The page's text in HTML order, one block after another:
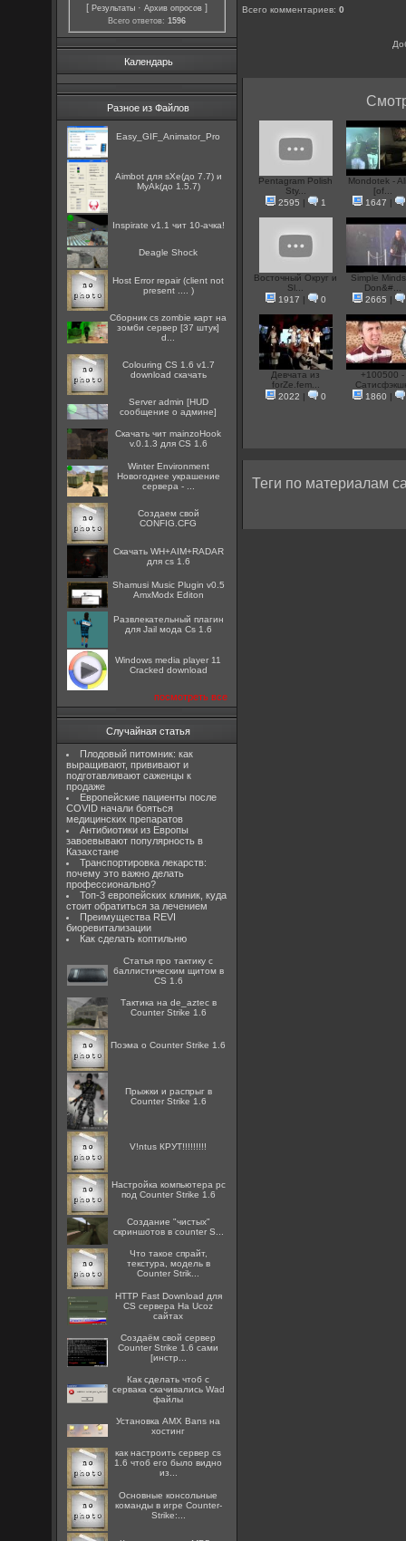
[Результаты ·Архив опросов ]
Всего ответов:1596
Календарь
Разное из Файлов
Easy_GIF_Animator_Pro
Aimbot для sXe(до 7.7) и
MyAk(до 1.5.7)
Inspirate v1.1 чит 10-ачка!
Deagle Shock
Host Error repair (client not
present .... )
Сборник cs zombie карт на
зомби сервер [37 штук]
d...
Colouring CS 1.6 v1.7
download скачать
Server admin [HUD
сообщение о админе]
Скачать чит mainzoHook
v.0.1.3 для CS 1.6
Winter Environment
Новогоднее украшение
сервера - ...
Создаем свой
CONFIG.CFG
Скачать WH+AIM+RADAR
для cs 1.6
Shamusi Music Plugin v0.5
AmxModx Editon
Развлекательный плагин
для Jail мода Cs 1.6
Windows media player 11
Cracked download
посмотреть все
Случайная статья
Плодовый питомник: как
выращивают, прививают и
подготавливают саженцы к
продаже
Европейские пациенты после
COVID начали бояться
медицинских препаратов
Антибиотики из Европы
завоевывают популярность в
Казахстане
Транспортировка лекарств:
почему это важно делать
профессионально?
Топ-3 европейских клиник, куда
стоит обратиться за лечением
Преимущества REVI
биоревитализации
Как сделать коптильню
Статья про тактику с
баллистическим щитом в
CS 1.6
Тактика на de_aztec в
Counter Strike 1.6
Поэма о Counter Strike 1.6
Прыжки и распрыг в
Counter Strike 1.6
V!ntus КРУТ!!!!!!!!!
Настройка компьютера pc
под Counter Strike 1.6
Создание "чистых"
скриншотов в counter S...
Что такое спрайт,
текстура, модель в
Counter Strik...
HTTP Fast Download для
CS сервера На Ucoz
сайтах
Создаём свой сервер
Counter Strike 1.6 сами
[инстр...
Как сделать чтоб с
сервака скачивались Wad
файлы
Установка AMX Bans на
хостинг
как настроить сервер cs
1.6 чтоб его было видно
из...
Основные консольные
команды в игре Counter-
Strike:...
Всего комментариев:0
Pentagram Polish
Sty...
2595 | 1
Mondotek -
[of...
1647 |
Восточный Округ и
Sl...
1917 | 0
Simple
Don&#...
2665 |
Девчата из
forZe.fem...
2022 | 0
+100500 -
1860 |
Теги по материалам